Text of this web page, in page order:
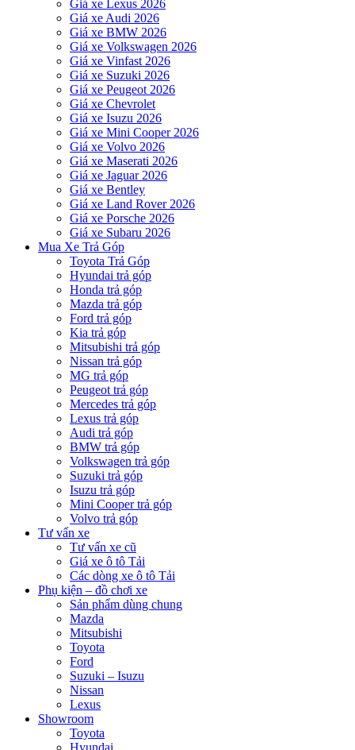
Giá xe Lexus 2026
Giá xe Audi 2026
Giá xe BMW 2026
Giá xe Volkswagen 2026
Giá xe Vinfast 2026
Giá xe Suzuki 2026
Giá xe Peugeot 2026
Giá xe Chevrolet
Giá xe Isuzu 2026
Giá xe Mini Cooper 2026
Giá xe Volvo 2026
Giá xe Maserati 2026
Giá xe Jaguar 2026
Giá xe Bentley
Giá xe Land Rover 2026
Giá xe Porsche 2026
Giá xe Subaru 2026
Mua Xe Trả Góp
Toyota Trả Góp
Hyundai trả góp
Honda trả góp
Mazda trả góp
Ford trả góp
Kia trả góp
Mitsubishi trả góp
Nissan trả góp
MG trả góp
Peugeot trả góp
Mercedes trả góp
Lexus trả góp
Audi trả góp
BMW trả góp
Volkswagen trả góp
Suzuki trả góp
Isuzu trả góp
Mini Cooper trả góp
Volvo trả góp
Tư vấn xe
Tư vấn xe cũ
Giá xe ô tô Tải
Các dòng xe ô tô Tải
Phụ kiện – đồ chơi xe
Sản phẩm dùng chung
Mazda
Mitsubishi
Toyota
Ford
Suzuki – Isuzu
Nissan
Lexus
Showroom
Toyota
Hyundai